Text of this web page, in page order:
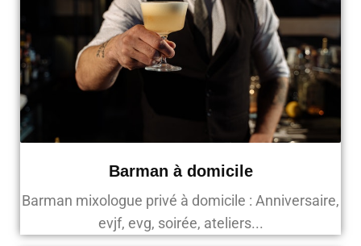
Barman à domicile
Barman mixologue privé à domicile : Anniversaire,
evjf, evg, soirée, ateliers...